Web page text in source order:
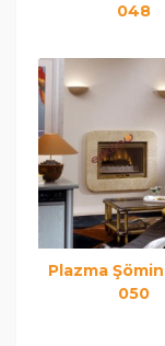
048
Plazma
050